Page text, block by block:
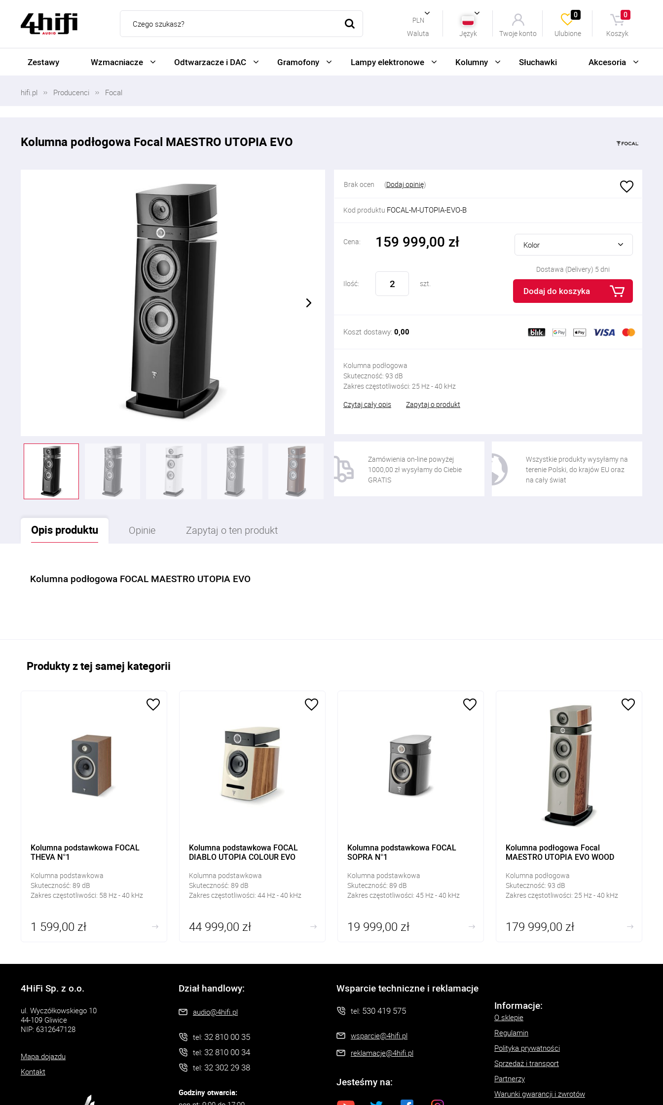
Waluta
PLN
Język Twoje konto Ulubione
0
Koszyk
0
Zestawy Wzmacniacze Odtwarzacze i DAC Gramofony Lampy elektronowe Kolumny Słuchawki Akcesoria
hifi.pl Producenci Focal
Kolumna podłogowa Focal MAESTRO UTOPIA EVO
Brak ocen (Dodaj opinię)
Kod produktu FOCAL-M-UTOPIA-EVO-B
Cena: 159 999,00 zł Kolor
Ilość: szt.
Dostawa (Delivery) 5 dni
Dodaj do koszyka
Koszt dostawy: 0,00
Kolumna podłogowa
Skuteczność: 93 dB
Zakres częstotliwości: 25 Hz - 40 kHz
Czytaj cały opis
Zapytaj o produkt
Zamówienia on-line powyżej
1000,00 zł wysyłamy do Ciebie
GRATIS
Wszystkie produkty wysyłamy na
terenie Polski, do krajów EU oraz
na cały świat
Opis produktu Opinie Zapytaj o ten produkt
Kolumna podłogowa FOCAL MAESTRO UTOPIA EVO
Produkty z tej samej kategorii
Kolumna podstawkowa FOCAL
THEVA N°1
Kolumna podstawkowa
Skuteczność: 89 dB
Zakres częstotliwości: 58 Hz - 40 kHz
1 599,00 zł
Kolumna podstawkowa FOCAL
DIABLO UTOPIA COLOUR EVO
Kolumna podstawkowa
Skuteczność: 89 dB
Zakres częstotliwości: 44 Hz - 40 kHz
44 999,00 zł
Kolumna podstawkowa FOCAL
SOPRA N°1
Kolumna podstawkowa
Skuteczność: 89 dB
Zakres częstotliwości: 45 Hz - 40 kHz
19 999,00 zł
Kolumna podłogowa Focal
MAESTRO UTOPIA EVO WOOD
Kolumna podłogowa
Skuteczność: 93 dB
Zakres częstotliwości: 25 Hz - 40 kHz
179 999,00 zł
4HiFi Sp. z o.o.
ul. Wyczółkowskiego 10
44-109 Gliwice
NIP: 6312647128
Mapa dojazdu
Kontakt
Dział handlowy:
audio@4hifi.pl
tel: 32 810 00 35
tel: 32 810 00 34
tel: 32 302 29 38
Godziny otwarcia:
Wsparcie techniczne i reklamacje
tel: 530 419 575
wsparcie@4hifi.pl
reklamacje@4hifi.pl
Jesteśmy na:
Informacje:
O sklepie
Regulamin
Polityka prywatności
Sprzedaż i transport
Partnerzy
Warunki gwarancji i zwrotów